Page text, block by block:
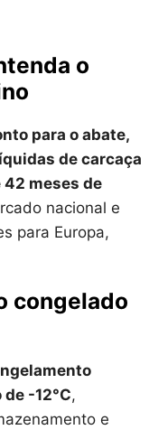
o
para o abate,
de carcaça
meses de
nacional e
para Europa,
congelado
-12°C,
e